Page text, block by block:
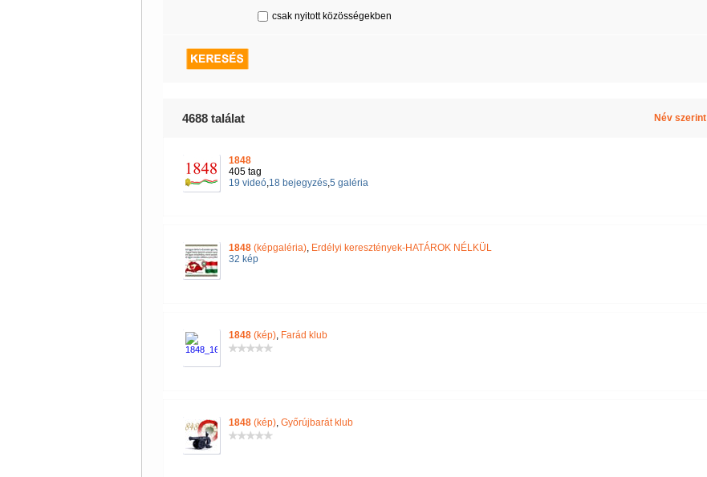
csak nyitott közösségekben
4688 találat Név szerint
1848
405 tag
19 videó,18 bejegyzés,5 galéria
1848(képgaléria), Erdélyi keresztények-HATÁROK NÉLKÜL
32 kép
1848(kép), Farád klub
1848(kép), Győrújbarát klub